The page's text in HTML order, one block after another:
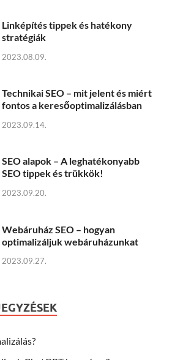
Linképítés tippek és hatékony
stratégiák
2023.08.09.
Technikai SEO – mit jelent és miért
fontos a keresőoptimalizálásban
2023.09.14.
SEO alapok – A leghatékonyabb
SEO tippek és trükkök!
2023.09.20.
Webáruház SEO – hogyan
optimalizáljuk webáruházunkat
2023.09.27.